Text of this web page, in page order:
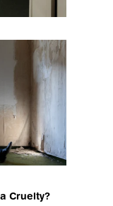
Cruelty?